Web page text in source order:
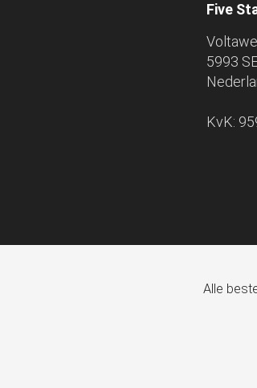
Five
5993
KvK:
Alle